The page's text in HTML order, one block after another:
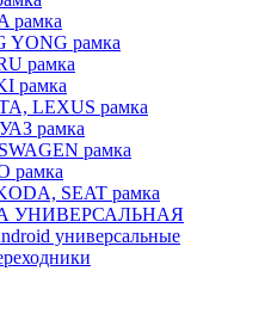
рамка
YONG рамка
рамка
рамка
LEXUS рамка
рамка
рамка
рамка
SEAT рамка
УНИВЕРСАЛЬНАЯ
универсальные